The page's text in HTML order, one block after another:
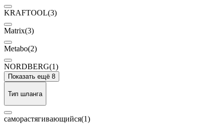
KRAFTOOL(3)
Matrix(3)
Metabo(2)
NORDBERG(1)
Показать ещё 8
Тип шланга
саморастягивающийся(1)